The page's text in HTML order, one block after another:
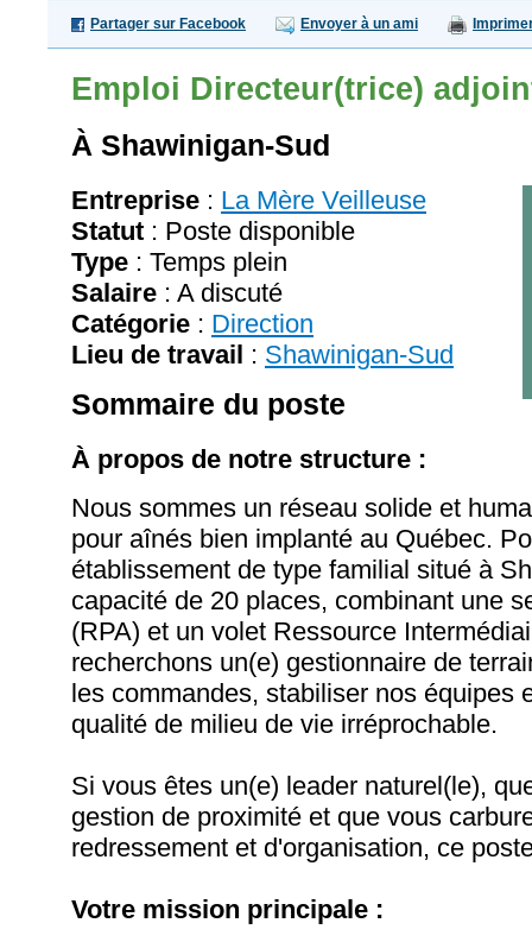
Partager sur Facebook Envoyer à un ami
Emploi Directeur(trice)
À Shawinigan-Sud
Entreprise : La Mère Veilleuse
Statut : Poste disponible
Type : Temps plein
Salaire : A discuté
Catégorie : Direction
Lieu de travail : Shawinigan-Sud
Sommaire du poste
À propos de notre structure :
Nous sommes un réseau solide et
pour aînés bien implanté au Québec.
établissement de type familial situé à
capacité de 20 places, combinant une
(RPA) et un volet Ressource
recherchons un(e) gestionnaire de
les commandes, stabiliser nos équipes
qualité de milieu de vie irréprochable.
Si vous êtes un(e) leader naturel(le),
gestion de proximité et que vous
redressement et d'organisation, ce
Votre mission principale :